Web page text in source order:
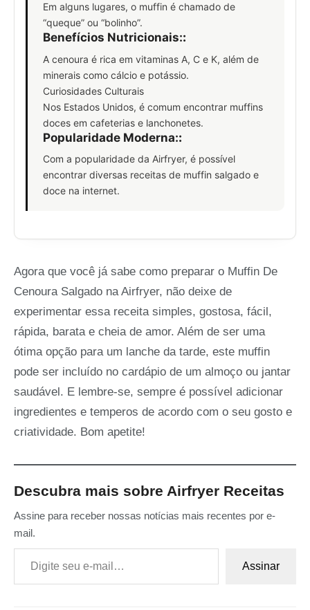
Em alguns lugares, o muffin é chamado de
“queque” ou “bolinho”.
Benefícios Nutricionais::
A cenoura é rica em vitaminas A, C e K, além de
minerais como cálcio e potássio.
Curiosidades Culturais
Nos Estados Unidos, é comum encontrar muffins
doces em cafeterias e lanchonetes.
Popularidade Moderna::
Com a popularidade da Airfryer, é possível
encontrar diversas receitas de muffin salgado e
doce na internet.
Agora que você já sabe como preparar o Muffin De
Cenoura Salgado na Airfryer, não deixe de
experimentar essa receita simples, gostosa, fácil,
rápida, barata e cheia de amor. Além de ser uma
ótima opção para um lanche da tarde, este muffin
pode ser incluído no cardápio de um almoço ou jantar
saudável. E lembre-se, sempre é possível adicionar
ingredientes e temperos de acordo com o seu gosto e
criatividade. Bom apetite!
Descubra mais sobre Airfryer Receitas
Assine para receber nossas notícias mais recentes por e-
mail.
Digite seu e-mail…
Assinar